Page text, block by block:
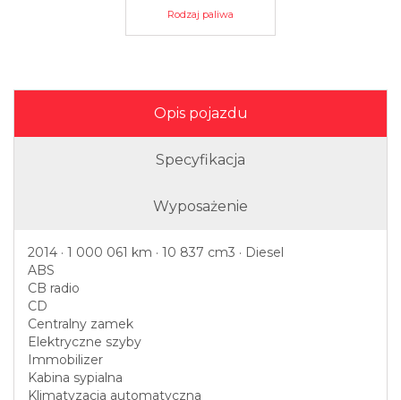
Rodzaj paliwa
Opis pojazdu
Specyfikacja
Wyposażenie
2014 · 1 000 061 km · 10 837 cm3 · Diesel
ABS
CB radio
CD
Centralny zamek
Elektryczne szyby
Immobilizer
Kabina sypialna
Klimatyzacja automatyczna